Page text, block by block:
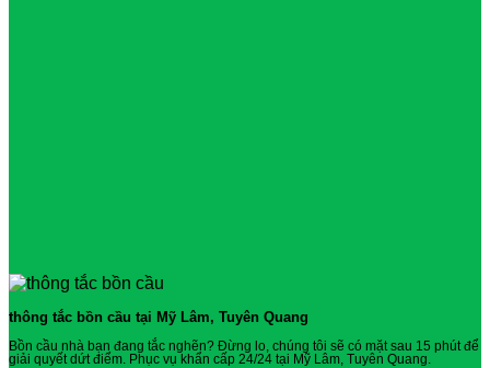
thông tắc bồn cầu tại Mỹ Lâm, Tuyên Quang
Bồn cầu nhà bạn đang tắc nghẽn? Đừng lo, chúng tôi sẽ có mặt sau 15 phút để
giải quyết dứt điểm. Phục vụ khẩn cấp 24/24 tại Mỹ Lâm, Tuyên Quang.